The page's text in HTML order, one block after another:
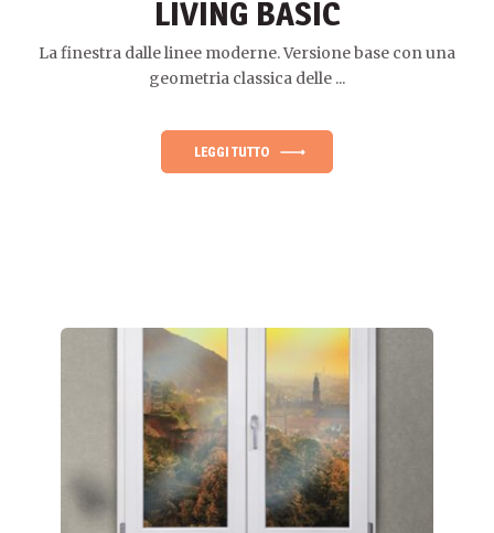
LIVING BASIC
La finestra dalle linee moderne. Versione base con una
geometria classica delle ...
LEGGI TUTTO